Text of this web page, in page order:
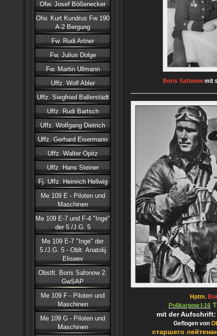
Ofw. Josef Bößenecker
Ofw. Kurt Kundrus Fw 190
A-2 Bergung
Fw. Rudi Artner
Fw. Julius Dolge
Fw. Martin Ullmann
Uffz. Wolf Abler
Uffz. Siegfried Ballerstädt
Uffz. Rudi Bartsch
Uffz. Wolfgang Dietrich
Uffz. Gerhard Eisermann
Uffz. Walter Opitz
Uffz. Hans Steiner
Fj. Uffz. Heinrich Hellwig
Me 109 E - Piloten und
Maschinen
Me 109 E-7 und F-4 "Inge"
der 5./J.G. 5
Me 109 E-7 "Inge" der
5./J.G. 5 - Oblt. Anatolij
Eliseev
Obstlt. Boris Safonow 2.
GwSAP
Me 109 F - Piloten und
Maschinen
Me 109 G - Piloten und
Maschinen
Boris Safonow mit
Hptm.
Polikarpow I-16
mit der
Geflogen von
старшего